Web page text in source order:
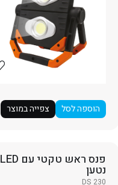
הוספה לסל צפייה במוצר
פנס ראש טקטי עם LED
נטען
DS 230